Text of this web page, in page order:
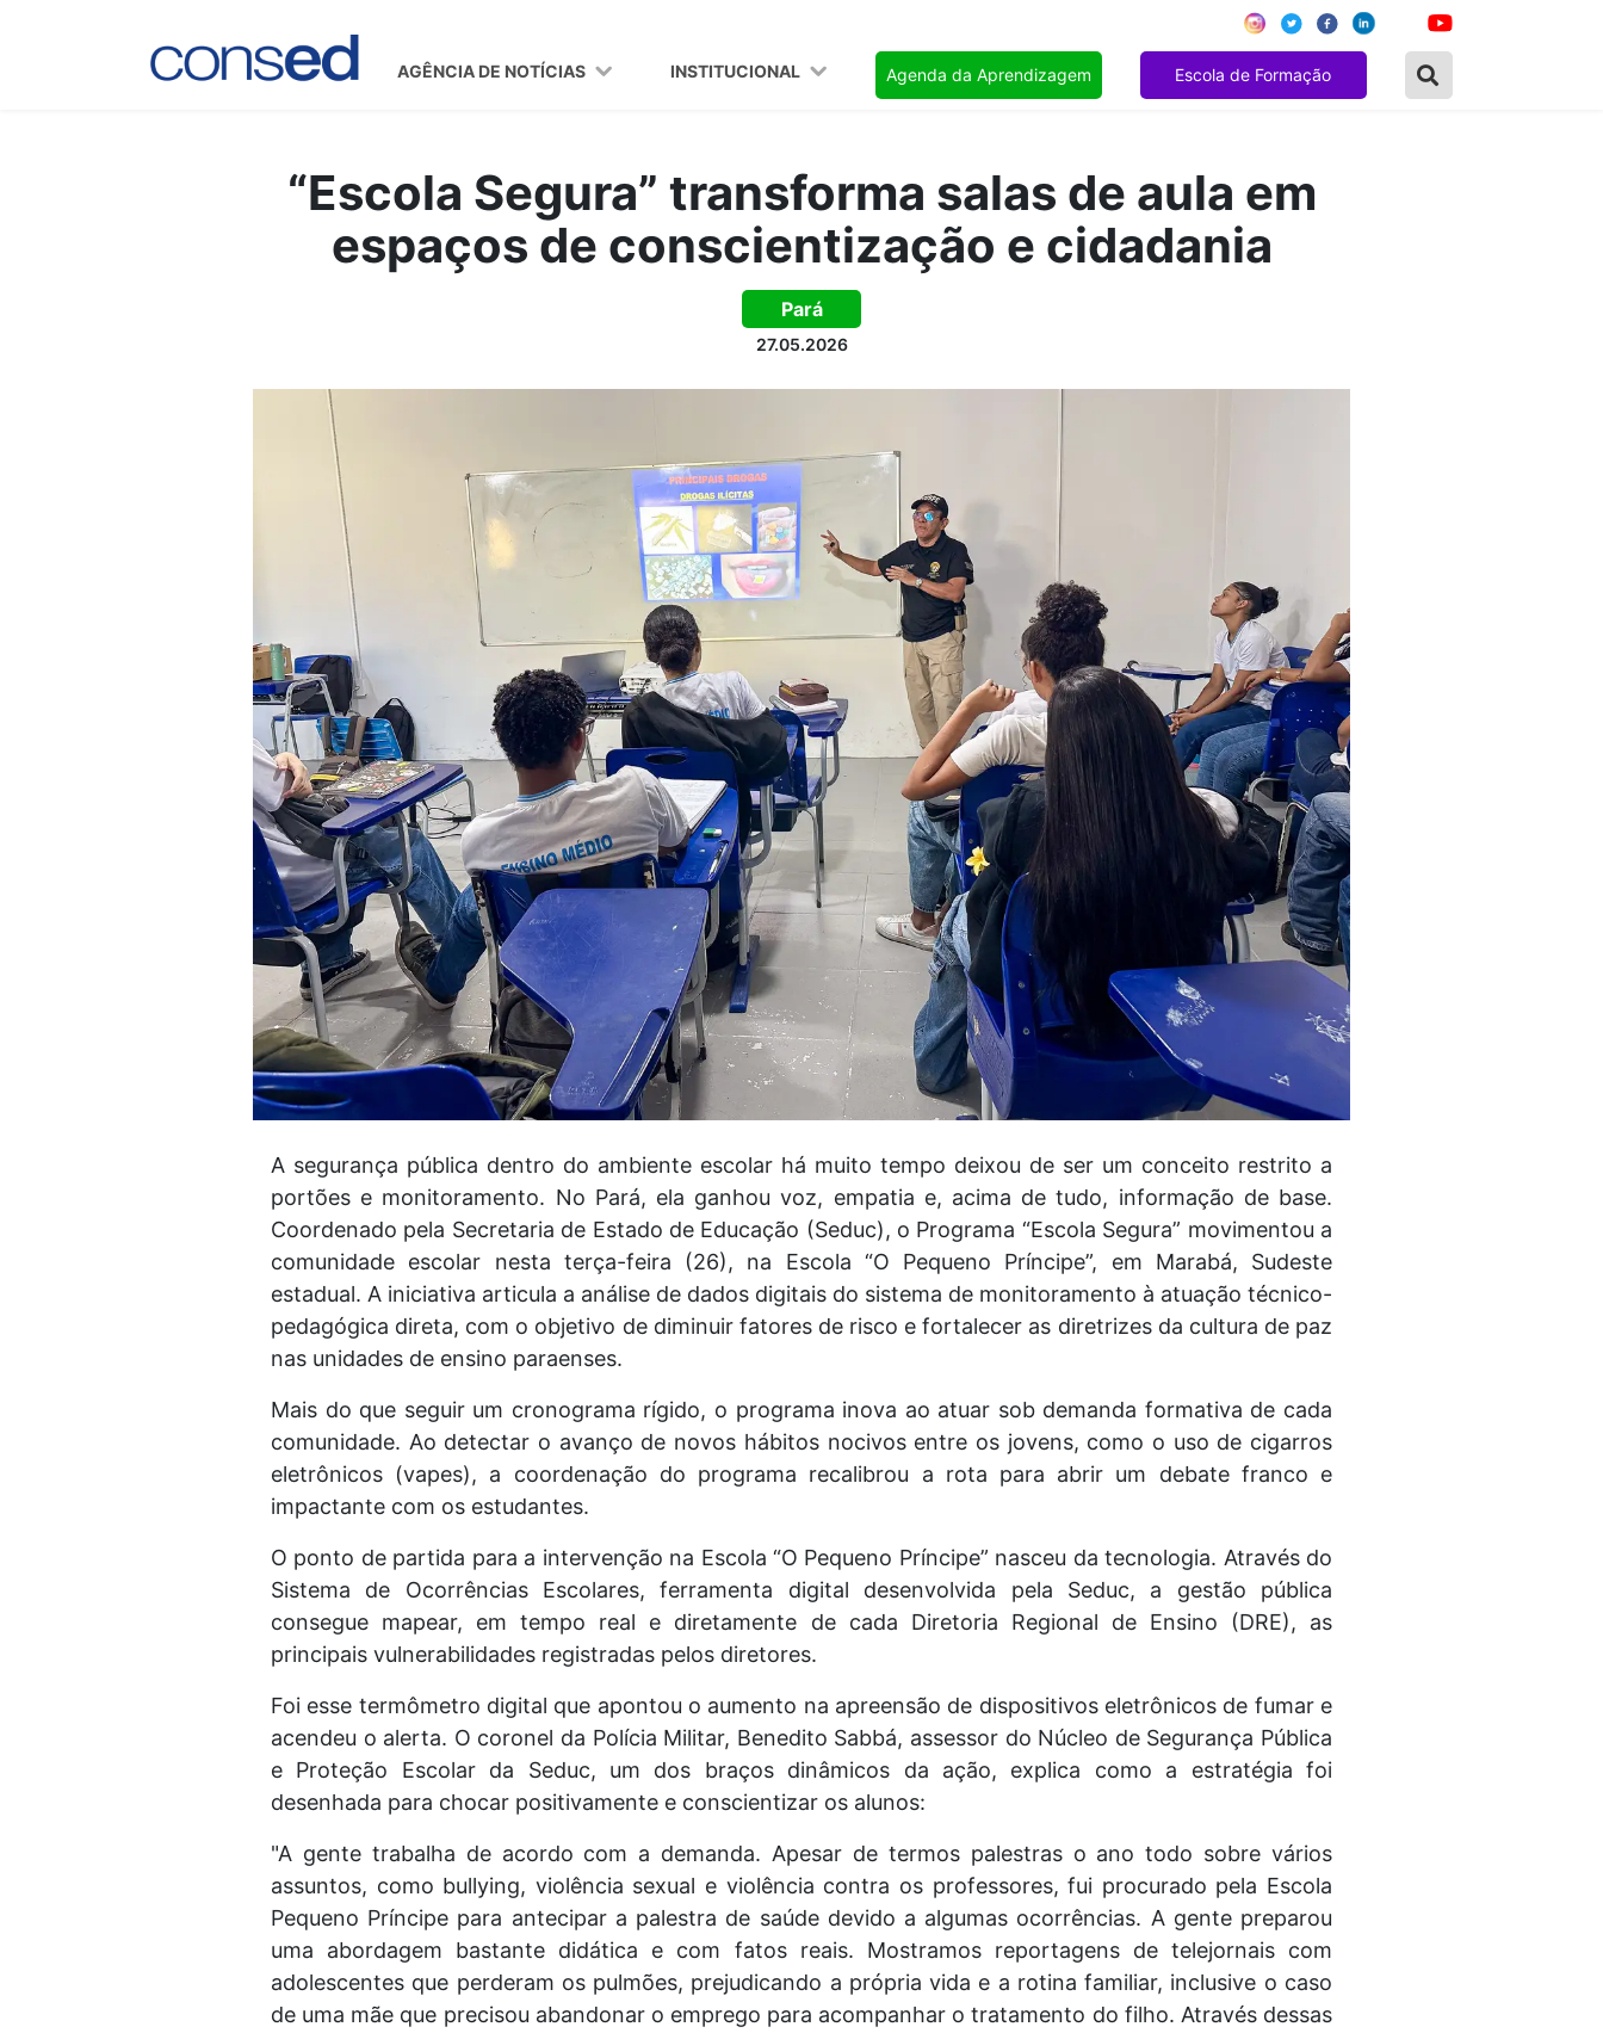
AGÊNCIA DE NOTÍCIAS INSTITUCIONAL Agenda da Aprendizagem Escola de Formação
“Escola Segura” transforma salas de aula em
espaços de conscientização e cidadania
Pará
27.05.2026
A segurança pública dentro do ambiente escolar há muito tempo deixou de ser um conceito restrito a
portões e monitoramento. No Pará, ela ganhou voz, empatia e, acima de tudo, informação de base.
Coordenado pela Secretaria de Estado de Educação (Seduc), o Programa “Escola Segura” movimentou a
comunidade escolar nesta terça-feira (26), na Escola “O Pequeno Príncipe”, em Marabá, Sudeste
estadual. A iniciativa articula a análise de dados digitais do sistema de monitoramento à atuação técnico-
pedagógica direta, com o objetivo de diminuir fatores de risco e fortalecer as diretrizes da cultura de paz
nas unidades de ensino paraenses.
Mais do que seguir um cronograma rígido, o programa inova ao atuar sob demanda formativa de cada
comunidade. Ao detectar o avanço de novos hábitos nocivos entre os jovens, como o uso de cigarros
eletrônicos (vapes), a coordenação do programa recalibrou a rota para abrir um debate franco e
impactante com os estudantes.
O ponto de partida para a intervenção na Escola “O Pequeno Príncipe” nasceu da tecnologia. Através do
Sistema de Ocorrências Escolares, ferramenta digital desenvolvida pela Seduc, a gestão pública
consegue mapear, em tempo real e diretamente de cada Diretoria Regional de Ensino (DRE), as
principais vulnerabilidades registradas pelos diretores.
Foi esse termômetro digital que apontou o aumento na apreensão de dispositivos eletrônicos de fumar e
acendeu o alerta. O coronel da Polícia Militar, Benedito Sabbá, assessor do Núcleo de Segurança Pública
e Proteção Escolar da Seduc, um dos braços dinâmicos da ação, explica como a estratégia foi
desenhada para chocar positivamente e conscientizar os alunos:
"A gente trabalha de acordo com a demanda. Apesar de termos palestras o ano todo sobre vários
assuntos, como bullying, violência sexual e violência contra os professores, fui procurado pela Escola
Pequeno Príncipe para antecipar a palestra de saúde devido a algumas ocorrências. A gente preparou
uma abordagem bastante didática e com fatos reais. Mostramos reportagens de telejornais com
adolescentes que perderam os pulmões, prejudicando a própria vida e a rotina familiar, inclusive o caso
de uma mãe que precisou abandonar o emprego para acompanhar o tratamento do filho. Através dessas